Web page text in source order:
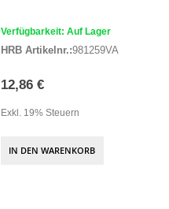
Verfügbarkeit: Auf Lager
HRB Artikelnr.:981259VA
12,86 €
Exkl. 19% Steuern
IN DEN WARENKORB